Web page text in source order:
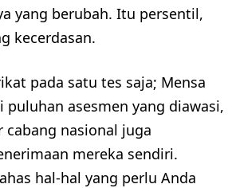
yang berubah. Itu persentil,
kecerdasan.
pada satu tes saja; Mensa
asesmen yang diawasi,
cabang nasional juga
mereka sendiri.
hal-hal yang perlu Anda